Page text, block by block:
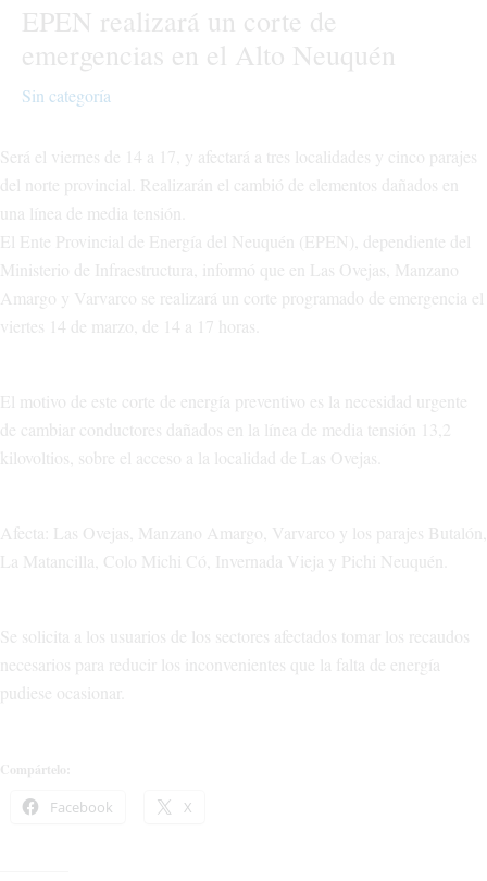
EPEN realizará un corte de
emergencias en el Alto Neuquén
Sin categoría
Será el viernes de 14 a 17, y afectará a tres localidades y cinco parajes
del norte provincial. Realizarán el cambió de elementos dañados en
una línea de media tensión.
El Ente Provincial de Energía del Neuquén (EPEN), dependiente del
Ministerio de Infraestructura, informó que en Las Ovejas, Manzano
Amargo y Varvarco se realizará un corte programado de emergencia el
viertes 14 de marzo, de 14 a 17 horas.
El motivo de este corte de energía preventivo es la necesidad urgente
de cambiar conductores dañados en la línea de media tensión 13,2
kilovoltios, sobre el acceso a la localidad de Las Ovejas.
Afecta: Las Ovejas, Manzano Amargo, Varvarco y los parajes Butalón,
La Matancilla, Colo Michi Có, Invernada Vieja y Pichi Neuquén.
Se solicita a los usuarios de los sectores afectados tomar los recaudos
necesarios para reducir los inconvenientes que la falta de energía
pudiese ocasionar.
Compártelo:
Facebook X